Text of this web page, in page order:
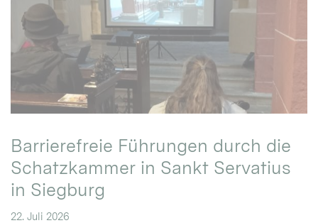
Barrierefreie Führungen durch die
Schatzkammer in Sankt Servatius
in Siegburg
22. Juli 2026